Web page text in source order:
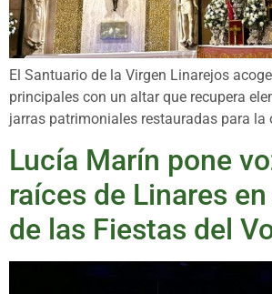
El Santuario de la Virgen Linarejos
principales con un altar que recupera
jarras patrimoniales restauradas para la
Lucía Marín pone
raíces de Linares
de las Fiestas del